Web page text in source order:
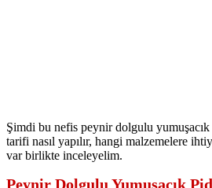
Şimdi bu nefis peynir dolgulu
tarifi nasıl yapılır, hangi malzemelere
var birlikte inceleyelim.
Peynir Dolgulu Yumuşacık